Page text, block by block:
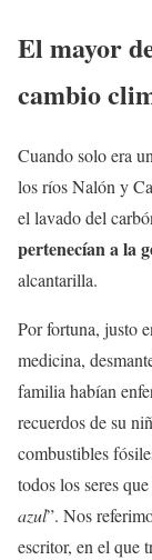
El mayor
cambio
Cuando solo era
los ríos Nalón y
el lavado del
pertenecían a la
alcantarilla.
Por fortuna, justo
medicina,
familia habían
recuerdos de su
combustibles
todos los seres
azul”. Nos
escritor, en el que